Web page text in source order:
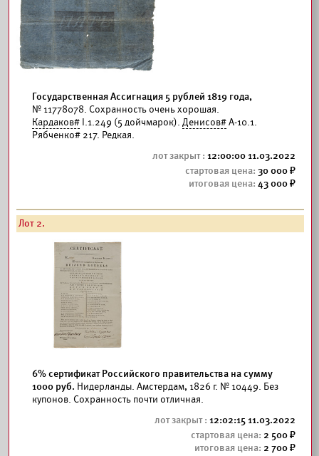
Государственная Ассигнация 5 рублей 1819 года,
№ 11778078. Сохранность очень хорошая.
Кардаков# I.1.249 (5 дойчмарок). Денисов#А-10.1.
Рябченко# 217. Редкая.
12:00:00 11.03.2022
30 000
43 000
Лот 2.
6% cертификат Российского правительства на сумму
1000 руб. Нидерланды. Амстердам, 1826 г. № 10449. Без
купонов. Сохранность почти отличная.
12:02:15 11.03.2022
2 500
2 700